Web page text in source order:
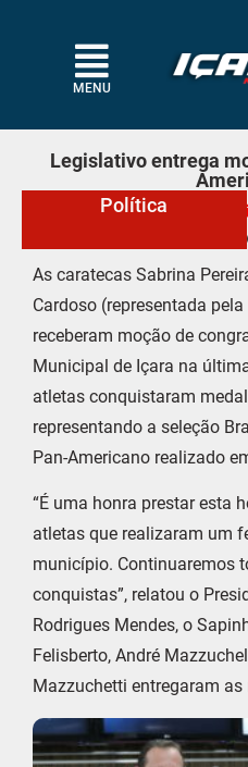
MENU
Legislativo entrega
Política
As caratecas Sabrina
Cardoso (representada
receberam moção de
Municipal de Içara na
atletas conquistaram
representando a seleção
Pan-Americano realizado
“É uma honra prestar esta
atletas que realizaram um
município. Continuaremos
conquistas”, relatou o
Rodrigues Mendes, o
Felisberto, André
Mazzuchetti entregaram as